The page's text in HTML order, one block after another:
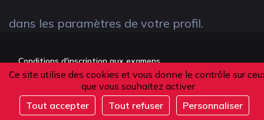
Ce site utilise des cookies et vous donne le contrôle sur
que vous souhaitez activer
Tout accepter
Tout refuser
Personnaliser
dans les paramètres de votre profil.
Conditions d'inscription aux examens
Politique de confidentialité
Conditions générales de vente
Suivez-nous